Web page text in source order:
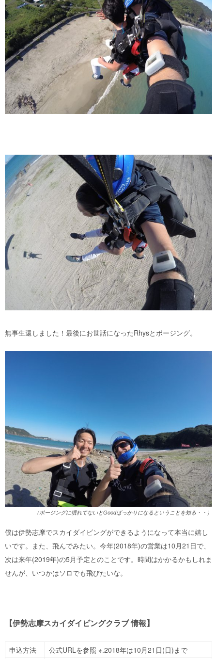
無事生還しました！最後にお世話になったRhysとポージング。
（ポージングに慣れてないとGoodばっかりになるということを知る・・）
僕は伊勢志摩でスカイダイビングができるようになって本当に嬉し
いです。また、飛んでみたい。今年(2018年)の営業は10 月21 日で、
次は来年(2019年)の5 月予定とのことです。時間はかかるかもしれま
せんが、いつかはソロでも飛びたいな。
【伊勢志摩スカイダイビングクラブ 情報】
申込方法
公式URLを参照 ※.2018年は10月21日(日)まで